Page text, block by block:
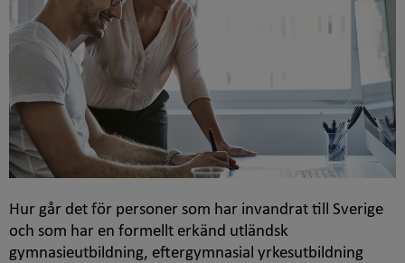
Hur går det för personer som har invandrat till Sverige
och som har en formellt erkänd utländsk
gymnasieutbildning, eftergymnasial yrkesutbildning